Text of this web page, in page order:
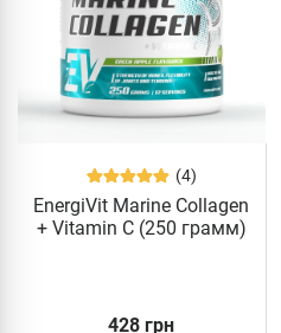
(4)
EnergiVit Marine Collagen
+ Vitamin C (250 грамм)
428 грн